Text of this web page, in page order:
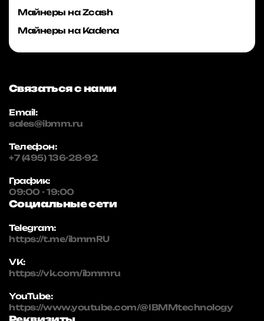
Майнеры на Zcash
Майнеры на Kadena
Связаться с нами
Email:
sales@ibmm.ru
Телефон:
+7 (495) 136-28-92
График:
09:00 - 19:00
Социальные сети
Telegram:
https://t.me/ibmmRU
VK:
https://vk.com/ibmmru
YouTube:
https://www.youtube.com/@IBMMtechnology